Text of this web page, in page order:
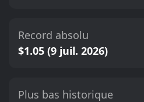
Record absolu
$1.05 (9 juil. 2026)
Plus bas historique